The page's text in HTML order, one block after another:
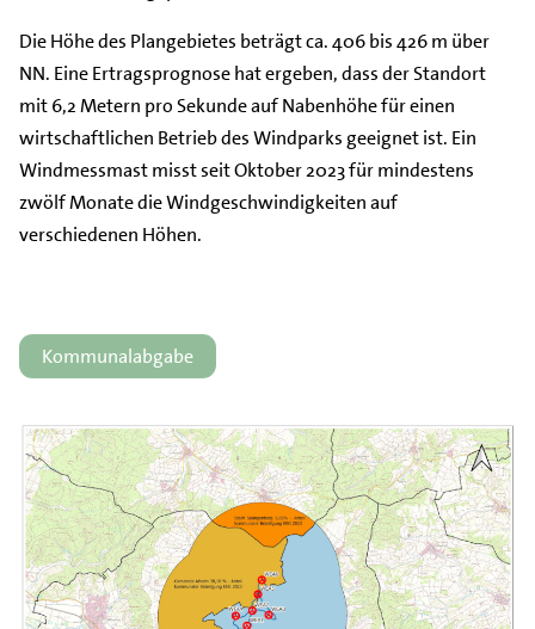
Die Höhe des Plangebietes beträgt ca. 406 bis 426 m über
NN. Eine Ertragsprognose hat ergeben, dass der Standort
mit 6,2 Metern pro Sekunde auf Nabenhöhe für einen
wirtschaftlichen Betrieb des Windparks geeignet ist. Ein
Windmessmast misst seit Oktober 2023 für mindestens
zwölf Monate die Windgeschwindigkeiten auf
verschiedenen Höhen.
Kommunalabgabe